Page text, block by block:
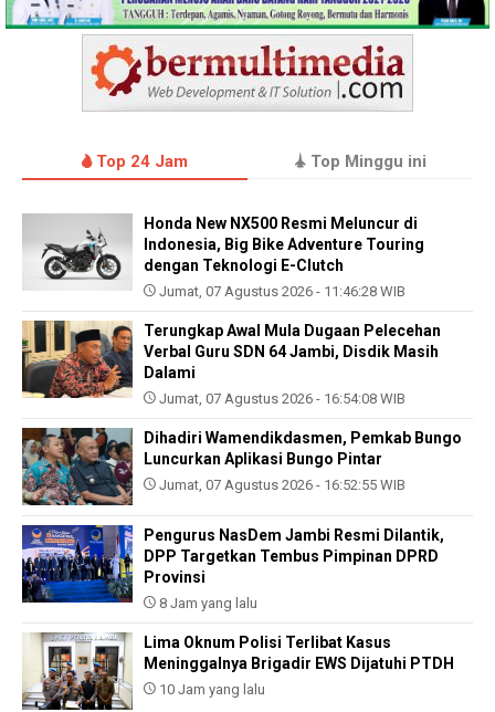
Top 24 Jam Top Minggu ini
Honda New NX500 Resmi Meluncur di
Indonesia, Big Bike Adventure Touring
dengan Teknologi E-Clutch
Jumat, 07 Agustus 2026 - 11:46:28 WIB
Terungkap Awal Mula Dugaan Pelecehan
Verbal Guru SDN 64 Jambi, Disdik Masih
Dalami
Jumat, 07 Agustus 2026 - 16:54:08 WIB
Dihadiri Wamendikdasmen, Pemkab Bungo
Luncurkan Aplikasi Bungo Pintar
Jumat, 07 Agustus 2026 - 16:52:55 WIB
Pengurus NasDem Jambi Resmi Dilantik,
DPP Targetkan Tembus Pimpinan DPRD
Provinsi
8 Jam yang lalu
Lima Oknum Polisi Terlibat Kasus
Meninggalnya Brigadir EWS Dijatuhi PTDH
10 Jam yang lalu